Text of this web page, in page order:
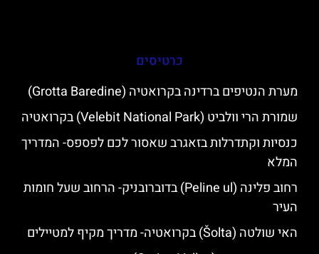
כרטיסים
מערת הנטיפים ברדינה בקרואטיה (Grotta Baredine)
שמורת הרי וולביט (Velebit National Park) בקרואטיה
כנסיות וקתדרלות בזאגרב שאסור לכם לפספס- המדריך
המלא
רחוב פלינה (Peline ul) בדוברובניק- הרחוב שעל חומות
העיר
האי שולטה (Šolta) בקרואטיה- מדריך מקיף למטיילים